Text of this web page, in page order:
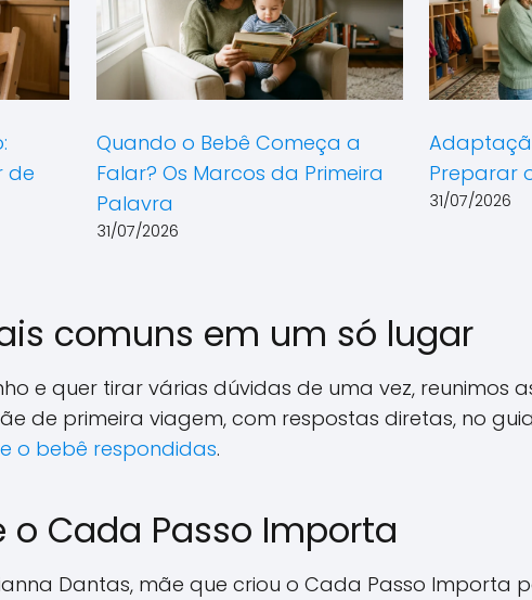
de
Quando o Bebê Começa a
Falar? Os Marcos da Primeira
Palavra
31/07/2026
Preparar
31/07/2026
comuns em um só lugar
e quer tirar várias dúvidas de uma vez, reunimos
de primeira viagem, com respostas diretas, no guia
o bebê respondidas.
o Cada Passo Importa
Dantas, mãe que criou o Cada Passo Importa